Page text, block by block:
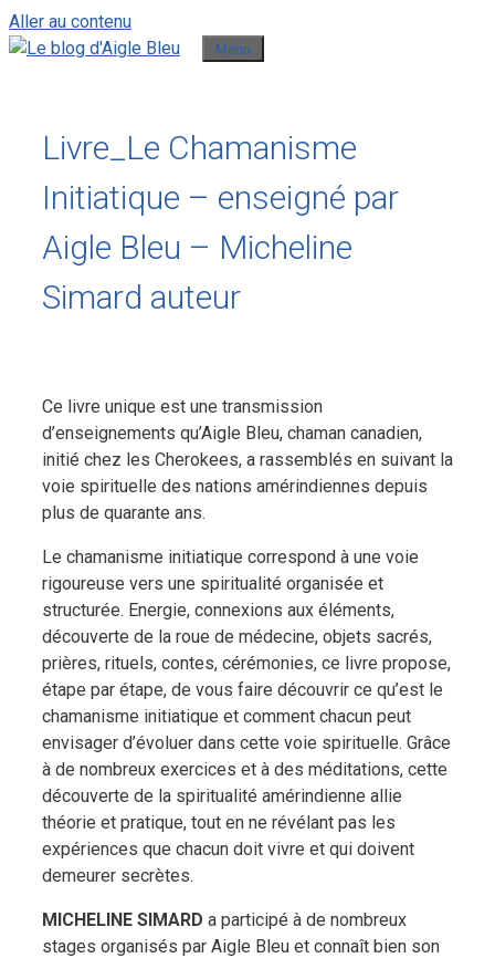
Aller au contenu
Menu
Livre_Le Chamanisme
Initiatique – enseigné par
Aigle Bleu – Micheline
Simard auteur
Ce livre unique est une transmission
d’enseignements qu’Aigle Bleu, chaman canadien,
initié chez les Cherokees, a rassemblés en suivant la
voie spirituelle des nations amérindiennes depuis
plus de quarante ans.
Le chamanisme initiatique correspond à une voie
rigoureuse vers une spiritualité organisée et
structurée. Energie, connexions aux éléments,
découverte de la roue de médecine, objets sacrés,
prières, rituels, contes, cérémonies, ce livre propose,
étape par étape, de vous faire découvrir ce qu’est le
chamanisme initiatique et comment chacun peut
envisager d’évoluer dans cette voie spirituelle. Grâce
à de nombreux exercices et à des méditations, cette
découverte de la spiritualité amérindienne allie
théorie et pratique, tout en ne révélant pas les
expériences que chacun doit vivre et qui doivent
demeurer secrètes.
MICHELINE SIMARD a participé à de nombreux
stages organisés par Aigle Bleu et connaît bien son